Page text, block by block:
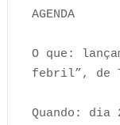
AGENDA
O que:
febril”, de
Quando: